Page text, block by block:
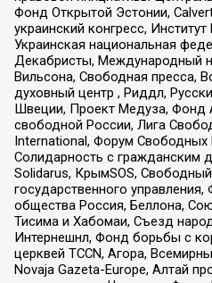
Фонд Открытой Эстонии,
украинский конгресс,
Украинская национальная
Декабристы, Международный
Вильсона, Свободная пресса,
духовный центр , Риддл,
Швеции, Проект Медуза, Фонд
свободной России, Лига
International, Форум
Солидарность с гражданским
Solidarus, КрымSOS, Свободный
государственного
общества Россия, Беллона,
Тисима и Хабомаи, Съезд
Интернешнл, Фонд борьбы с
церквей TCCN, Агора,
Novaja Gazeta-Europe, Алтай